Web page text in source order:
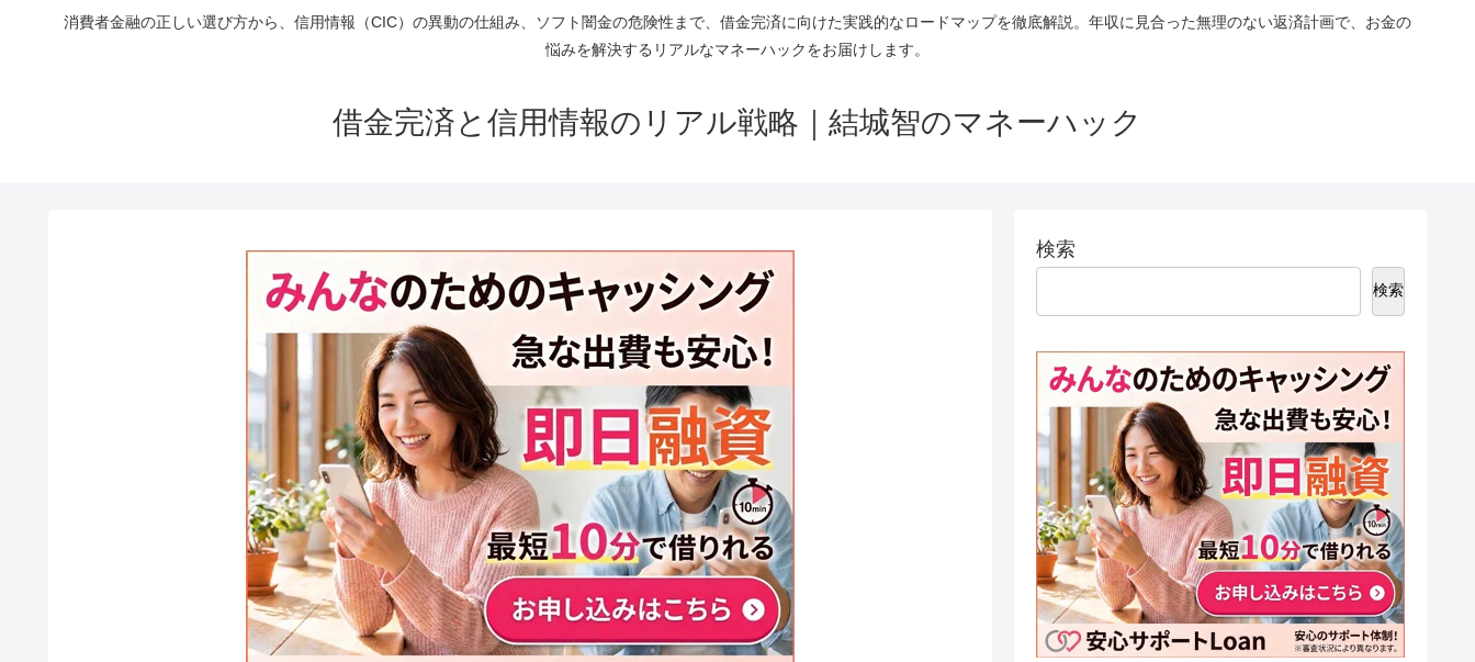
消費者金融の正しい選び方から、信用情報（CIC）の異動の仕組み、ソフト闇金の危険性まで、借金完済に向けた実践的なロードマップを徹底解説。年収に見合った無理のない返済計画で、お金の
悩みを解決するリアルなマネーハックをお届けします。
借金完済と信用情報のリアル戦略｜結城智のマネーハック
検索
検索